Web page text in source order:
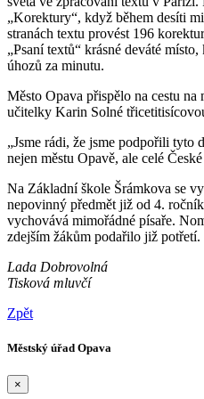
„Korektury“, když během desíti
stranách textu provést 196
„Psaní textů“ krásné deváté
úhozů za minutu.
Město Opava přispělo na cestu
učitelky Karin Solné
„Jsme rádi, že jsme podpořili tyto
nejen městu Opavě, ale celé
Na Základní škole Šrámkova se
nepovinný předmět již od 4.
vychovává mimořádné písaře.
zdejším žákům podařilo již potřetí.
Lada Dobrovolná
Tisková mluvčí
Zpět
Městský úřad Opava
×